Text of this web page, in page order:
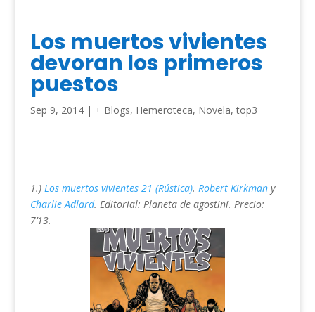
Los muertos vivientes
devoran los primeros
puestos
Sep 9, 2014| + Blogs, Hemeroteca, Novela,top3
1.) Los muertos vivientes 21 (Rústica). Robert Kirkmany
Charlie Adlard. Editorial: Planeta de agostini. Precio:
7’13.